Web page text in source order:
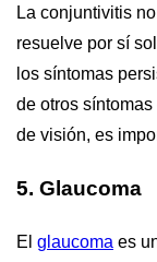
La conjuntivitis
resuelve por sí
los síntomas
de otros
de visión, es
5. Glaucoma
El glaucoma es